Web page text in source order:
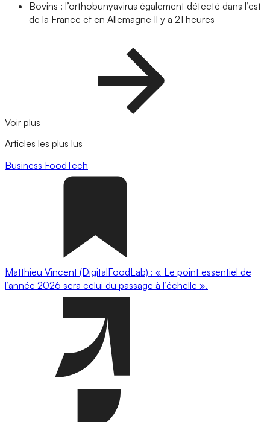
Bovins : l’orthobunyavirus également détecté dans l’est
de la France et en Allemagne Il y a 21 heures
Voir plus
Articles les plus lus
Business FoodTech
Matthieu Vincent (DigitalFoodLab) : « Le point essentiel de
l’année 2026 sera celui du passage à l’échelle ».